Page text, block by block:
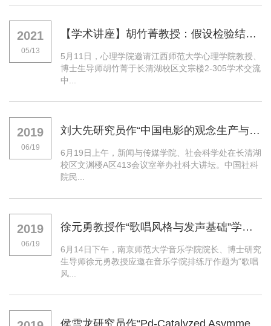
2021
05/13
【学术讲座】胡竹菁教授：假设检验结果报告的新要求
5月11日，心理学院邀请江西师范大学心理学院教授、
博士生导师胡竹菁于长清湖校区文宗楼2-305学术交流
中...
2019
06/19
刘大先研究员作“中国电影的观念生产与文化转型”学术报告
6月19日上午，新闻与传媒学院、社会科学处在长清湖
校区文渊楼A区413会议室举办社科大讲坛。中国社科
院民...
2019
06/19
徐元勇教授作“歌唱风格与发声基础”学术报告
6月14日下午，南京师范大学音乐学院院长、博士研究
生导师徐元勇教授应邀在音乐学院排练厅作题为“歌唱
风...